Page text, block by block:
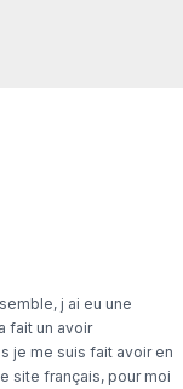
j ai eu une
fait un avoir
je me suis fait avoir en
site français, pour moi